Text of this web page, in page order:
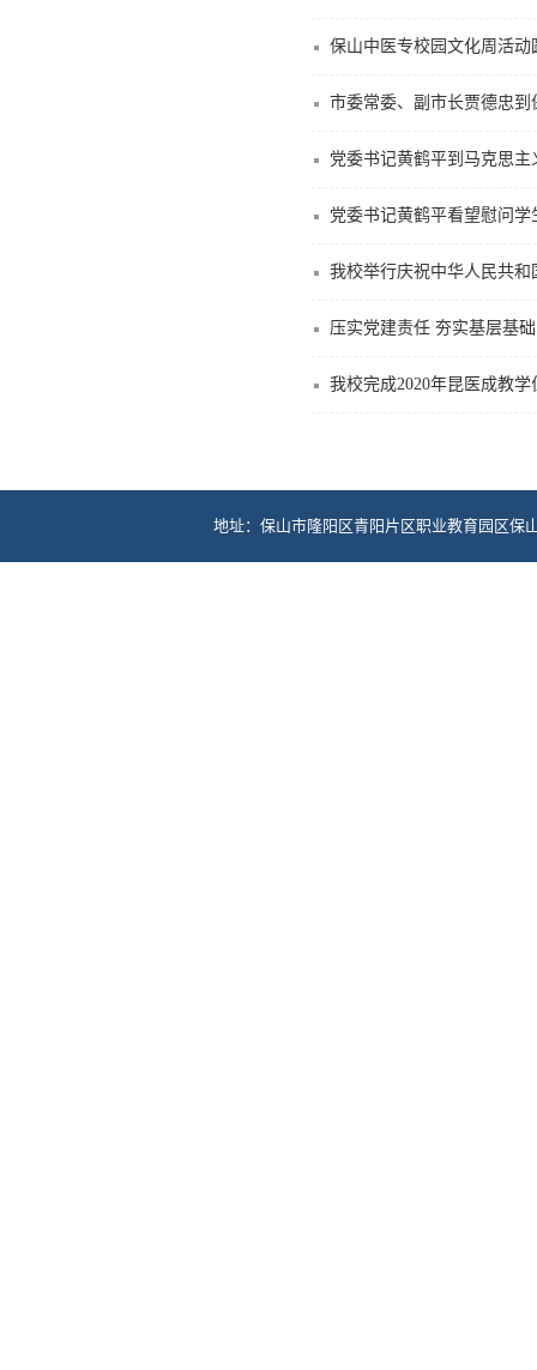
保山中医专校园文化周活动
市委常委、副市长贾德忠
党委书记黄鹤平到马克思
党委书记黄鹤平看望慰问学
我校举行庆祝中华人民共和
压实党建责任 夯实基层基础
我校完成2020年昆医成教
地址：保山市隆阳区青阳片区职业教育园区